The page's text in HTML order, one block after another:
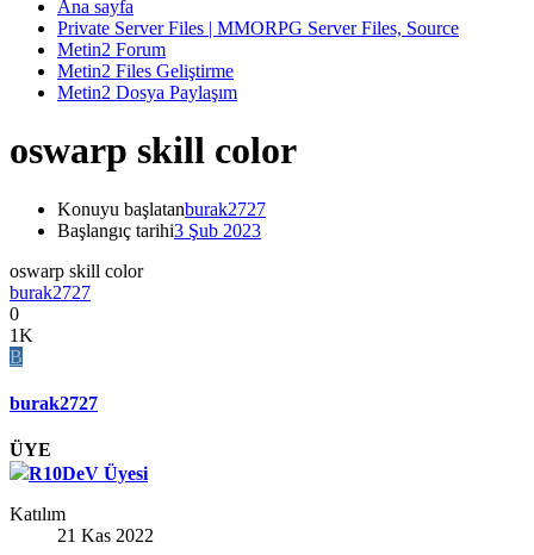
Ana sayfa
Private Server Files | MMORPG Server Files, Source
Metin2 Forum
Metin2 Files Geliştirme
Metin2 Dosya Paylaşım
oswarp skill color
Konuyu başlatanburak2727
Başlangıç tarihi3 Şub 2023
oswarp skill color
burak2727
0
1K
B
burak2727
ÜYE
R10DeV Üyesi
Katılım
21 Kas 2022